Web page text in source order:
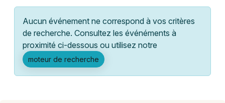
Manifestations
Foires & salons
Lyon
Marseille
Mulhouse
Montpellier
Aucun événement ne correspond à vos critères
de recherche. Consultez les événéments à
proximité ci-dessous ou utilisez notre
moteur de recherche